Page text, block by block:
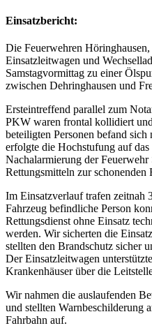
Einsatzbericht:
Die Feuerwehren
Einsatzleitwagen und
Samstagvormittag zu einer
zwischen Dehringhausen und
Ersteintreffend parallel zum
PKW waren frontal kollidiert
beteiligten Personen befand
erfolgte die Hochstufung auf
Nachalarmierung der Feuerwehr
Rettungsmitteln zur schonenden
Im Einsatzverlauf trafen zeitnah
Fahrzeug befindliche Person
Rettungsdienst ohne Einsatz
werden. Wir sicherten die
stellten den Brandschutz sicher
Der Einsatzleitwagen
Krankenhäuser über die
Wir nahmen die auslaufenden
und stellten Warnbeschilderung
Fahrbahn auf.